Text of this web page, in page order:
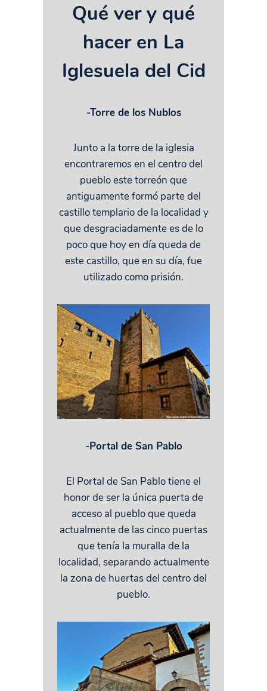
Qué ver y qué
hacer en La
Iglesuela del Cid
-Torre de los Nublos
Junto a la torre de la iglesia
encontraremos en el centro del
pueblo este torreón que
antiguamente formó parte del
castillo templario de la localidad y
que desgraciadamente es de lo
poco que hoy en día queda de
este castillo, que en su día, fue
utilizado como prisión.
-Portal de San Pablo
El Portal de San Pablo tiene el
honor de ser la única puerta de
acceso al pueblo que queda
actualmente de las cinco puertas
que tenía la muralla de la
localidad, separando actualmente
la zona de huertas del centro del
pueblo.